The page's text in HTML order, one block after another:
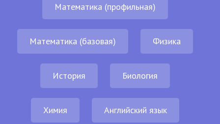
Математика (профильная)
Математика (базовая) Физика
История Биология
Химия Английский язык